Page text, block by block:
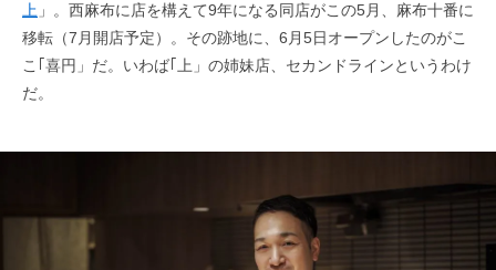
上 」。西麻布に店を構えて9年になる同店がこの5月、麻布十番に
移転（7月開店予定）。その跡地に、6月5日オープンしたのがこ
こ｢喜円」だ。いわば｢上」の姉妹店、セカンドラインというわけ
だ。